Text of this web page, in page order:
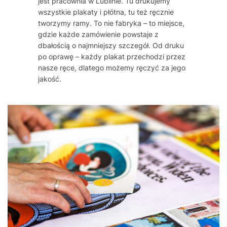
wszystkie plakaty i płótna, tu też ręcznie
tworzymy ramy. To nie fabryka – to miejsce,
gdzie każde zamówienie powstaje z
dbałością o najmniejszy szczegół. Od druku
po oprawę – każdy plakat przechodzi przez
nasze ręce, dlatego możemy ręczyć za jego
jakość.